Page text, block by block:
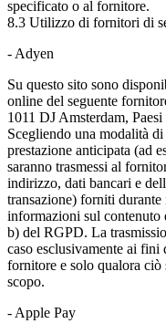
specificato o al fornitore.
8.3 Utilizzo di fornitori di
- Adyen
Su questo sito sono
online del seguente
1011 DJ Amsterdam, Paesi
Scegliendo una modalità
prestazione anticipata (ad
saranno trasmessi al
indirizzo, dati bancari e
transazione) forniti durante
informazioni sul contenuto
b) del RGPD. La
caso esclusivamente ai fini
fornitore e solo qualora ciò
scopo.
- Apple Pay